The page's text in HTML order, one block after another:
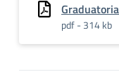
pdf - 314 kb